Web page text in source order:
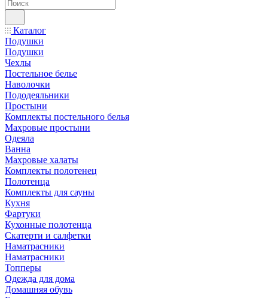
Каталог
Подушки
Подушки
Чехлы
Постельное белье
Наволочки
Пододеяльники
Простыни
Комплекты постельного белья
Махровые простыни
Одеяла
Ванна
Махровые халаты
Комплекты полотенец
Полотенца
Комплекты для сауны
Кухня
Фартуки
Кухонные полотенца
Скатерти и салфетки
Наматрасники
Наматрасники
Топперы
Одежда для дома
Домашняя обувь